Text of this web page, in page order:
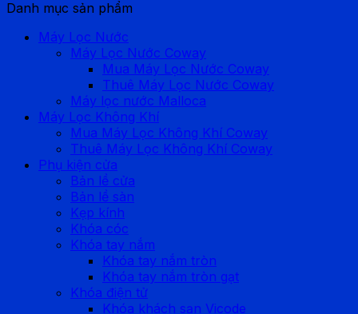
Danh mục sản phẩm
Máy Lọc Nước
Máy Lọc Nước Coway
Mua Máy Lọc Nước Coway
Thuê Máy Lọc Nước Coway
Máy lọc nước Malloca
Máy Lọc Không Khí
Mua Máy Lọc Không Khí Coway
Thuê Máy Lọc Không Khí Coway
Phụ kiện cửa
Bản lề cửa
Bản lề sàn
Kẹp kính
Khóa cóc
Khóa tay nắm
Khóa tay nắm tròn
Khóa tay nắm tròn gạt
Khóa điện tử
Khóa khách sạn Vicode